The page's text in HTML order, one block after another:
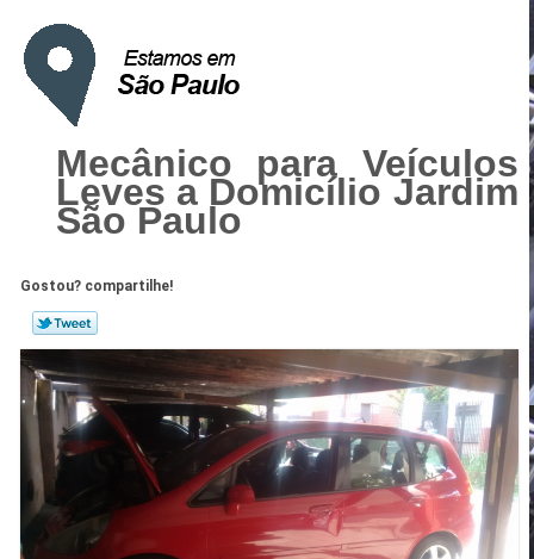
Mecânico para Veículos
Leves a Domicílio Jardim
São Paulo
Gostou? compartilhe!